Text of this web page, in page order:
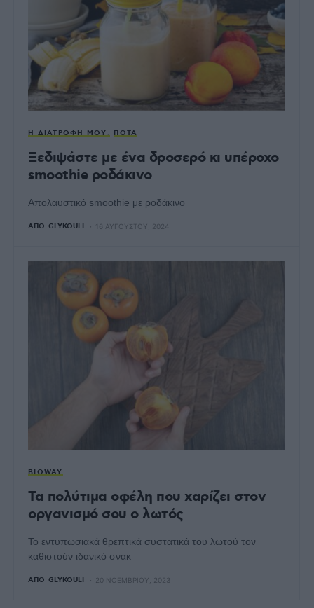
Η ΔΙΑΤΡΟΦΉ ΜΟΥ ΠΟΤΆ
Ξεδιψάστε με ένα δροσερό κι υπέροχο
smoothie ροδάκινο
Απολαυστικό smoothie με ροδάκινο
ΑΠΌ GLYKOULI 16 ΑΥΓΟΎΣΤΟΥ, 2024
BIOWAY
Τα πολύτιμα οφέλη που χαρίζει στον
οργανισμό σου ο λωτός
Το εντυπωσιακά θρεπτικά συστατικά του λωτού τον
καθιστούν ιδανικό σνακ
ΑΠΌ GLYKOULI 20 ΝΟΕΜΒΡΊΟΥ, 2023